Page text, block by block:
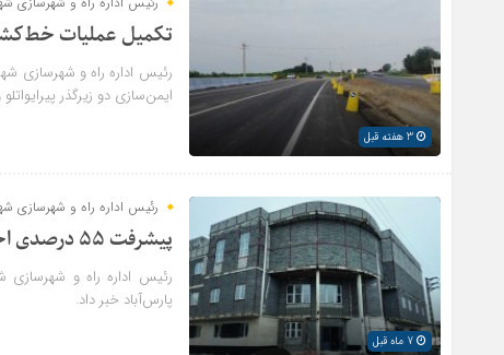
تکمیل عملیات
رئیس اداره راه و شهرسازی
ایمن‌سازی دو زیرگذر
رئیس اداره راه و شهرسازی
پیشرفت ۵۵ درصدی احداث کتابخانه عمومی مرکزی پارس‌آباد
پارس‌آباد خبر داد.